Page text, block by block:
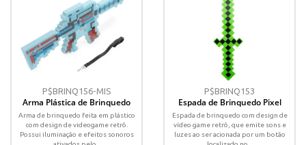
P$BRINQ156-MIS
Arma Plástica de Brinquedo
Arma de brinquedo feita em plástico
com design de videogame retrô.
Possui iluminação e efeitos sonoros
P$BRINQ153
Espada de Brinquedo Pixel
Espada de brinquedo com design de
vídeo game retrô, que emite sons e
luzes ao ser acionada por um botão